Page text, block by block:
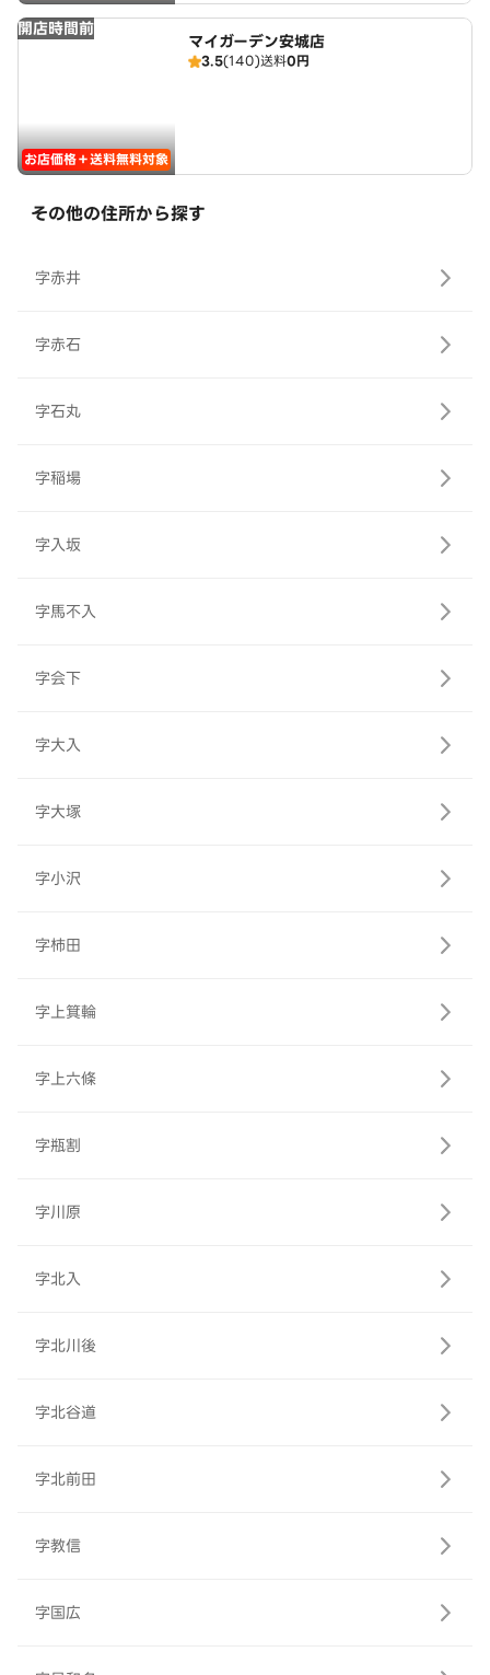
開店時間前
お店価格＋送料無料対象
マイガーデン安城店
3.5(140)送料0円
その他の住所から探す
字赤井
字赤石
字石丸
字稲場
字入坂
字馬不入
字会下
字大入
字大塚
字小沢
字柿田
字上箕輪
字上六條
字瓶割
字川原
字北入
字北川後
字北谷道
字北前田
字教信
字国広